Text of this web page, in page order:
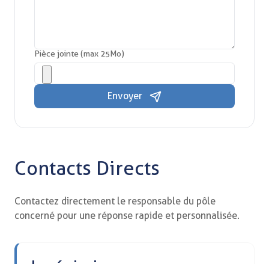
Pièce jointe (max 25Mo)
Envoyer
Contacts Directs
Contactez directement le responsable du pôle
concerné pour une réponse rapide et personnalisée.